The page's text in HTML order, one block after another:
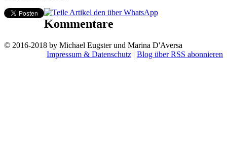
Kommentare
© 2016-2018 by Michael Eugster und Marina D'Aversa
Impressum & Datenschutz | Blog über RSS abonnieren